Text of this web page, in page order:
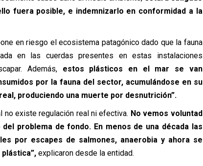
fuera posible, e indemnizarlo en conformidad a la
en riesgo el ecosistema patagónico dado que la fauna
en las cuerdas presentes en estas instalaciones
Además, estos plásticos en el mar se van
por la fauna del sector, acumulándose en su
produciendo una muerte por desnutrición”.
no existe regulación real ni efectiva. No vemos voluntad
problema de fondo. En menos de una década las
por escapes de salmones, anaerobia y ahora se
explicaron desde la entidad.